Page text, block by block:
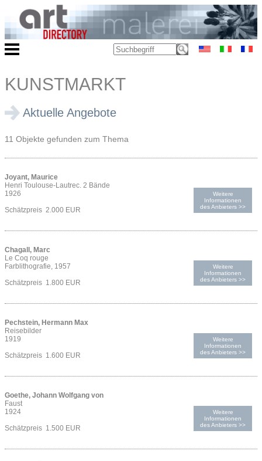
KUNSTMARKT
Aktuelle Angebote
11 Objekte gefunden zum Thema
Joyant, Maurice
Henri Toulouse-Lautrec. 2 Bände
1926
Schätzpreis 2.000 EUR
Weitere
Informationen
des Anbieters >>
Chagall, Marc
Le Coq rouge
Farblithografie, 1957
Schätzpreis 1.800 EUR
Weitere
Informationen
des Anbieters >>
Pechstein, Hermann Max
Reisebilder
1919
Schätzpreis 1.600 EUR
Weitere
Informationen
des Anbieters >>
Goethe, Johann Wolfgang von
Faust
1924
Schätzpreis 1.500 EUR
Weitere
Informationen
des Anbieters >>